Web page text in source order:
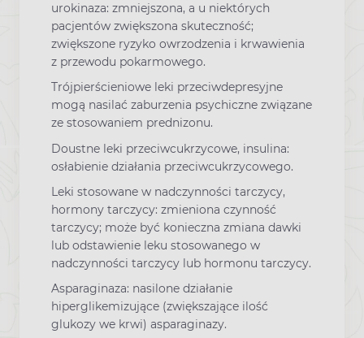
urokinaza: zmniejszona, a u niektórych
pacjentów zwiększona skuteczność;
zwiększone ryzyko owrzodzenia i krwawienia
z przewodu pokarmowego.
Trójpierścieniowe leki przeciwdepresyjne
mogą nasilać zaburzenia psychiczne związane
ze stosowaniem prednizonu.
Doustne leki przeciwcukrzycowe, insulina:
osłabienie działania przeciwcukrzycowego.
Leki stosowane w nadczynności tarczycy,
hormony tarczycy: zmieniona czynność
tarczycy; może być konieczna zmiana dawki
lub odstawienie leku stosowanego w
nadczynności tarczycy lub hormonu tarczycy.
Asparaginaza: nasilone działanie
hiperglikemizujące (zwiększające ilość
glukozy we krwi) asparaginazy.